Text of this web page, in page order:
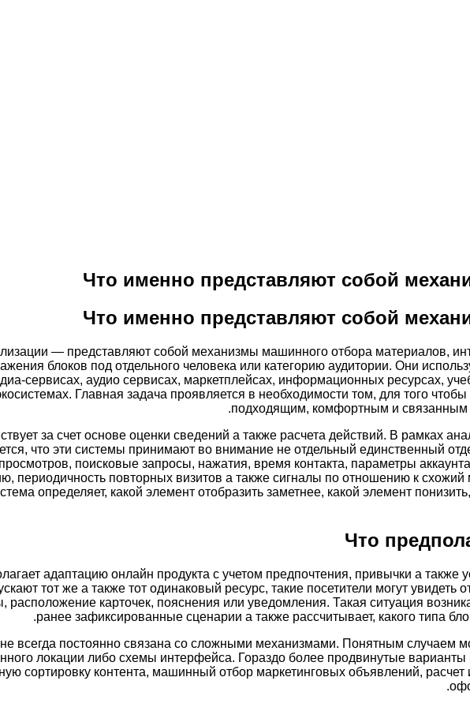
Что именно представляют собой
Что именно представляют собой
— представляют собой механизмы машинного отбора материалов,
блоков под отдельного человека или категорию аудитории. Они
сервисах, аудио сервисах, маркетплейсах, информационных ресурсах,
Главная задача проявляется в необходимости том, для того
подходящим, комфортным и связанным
за счет основе оценки сведений а также расчета действий. В рамках
что эти системы принимают во внимание не отдельный единственный
поисковые запросы, нажатия, время контакта, параметры
периодичность повторных визитов а также сигналы по отношению к схожий
определяет, какой элемент отобразить заметнее, какой элемент
Что
адаптацию онлайн продукта с учетом предпочтения, привычки а также
тот же а также тот одинаковый ресурс, такие посетители могут
расположение карточек, пояснения или уведомления. Такая ситуация
ранее зафиксированные сценарии а также рассчитывает, какого типа
всегда постоянно связана со сложными механизмами. Понятным случаем
локации либо схемы интерфейса. Гораздо более продвинутые
сортировку контента, машинный отбор маркетинговых объявлений,